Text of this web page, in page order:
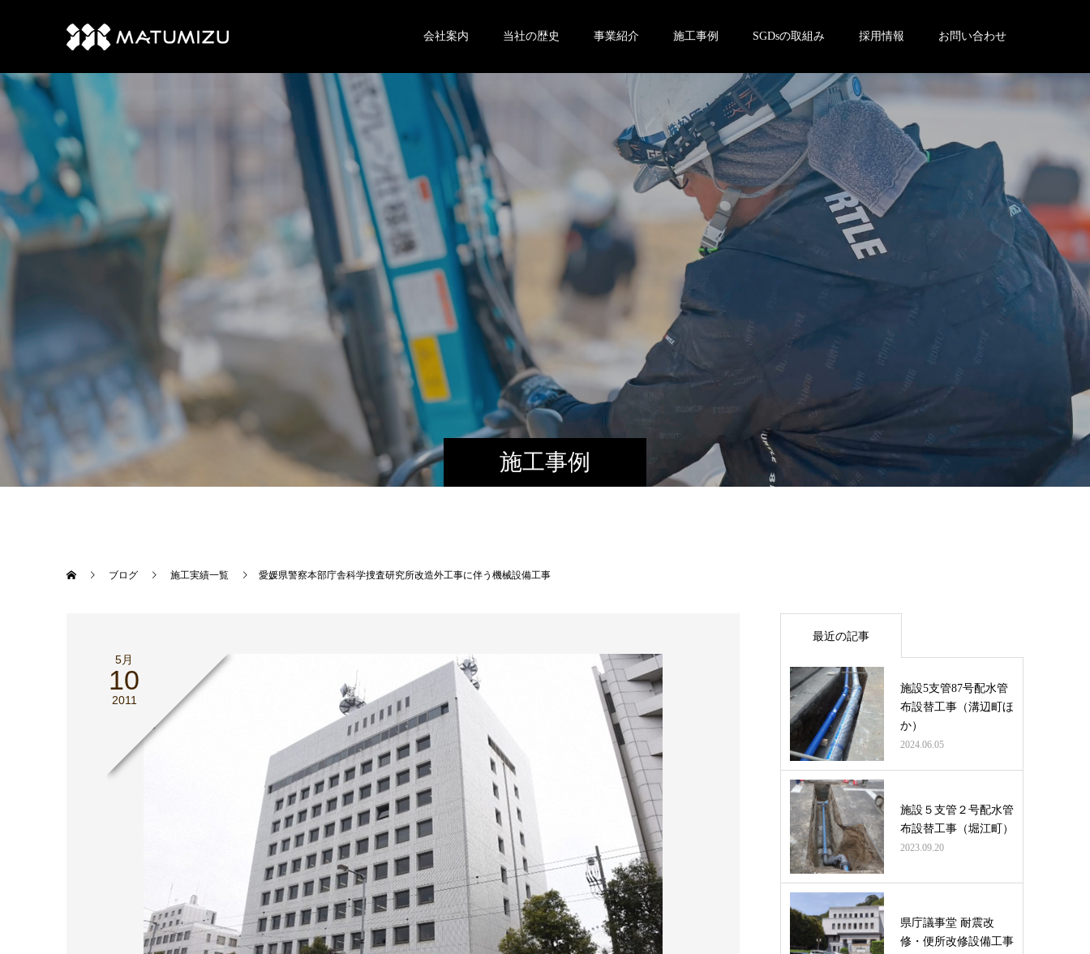
会社案内 当社の歴史 事業紹介 施工事例 SGDsの取組み 採用情報 お問い合わせ
施工事例
ブログ 施工実績一覧 愛媛県警察本部庁舎科学捜査研究所改造外工事に伴う機械設備工事
5月
10
2011
最近の記事
施設5支管87号配水管
布設替工事（溝辺町ほ
か）
2024.06.05
施設５支管２号配水管
布設替工事（堀江町）
2023.09.20
県庁議事堂 耐震改
修・便所改修設備工事